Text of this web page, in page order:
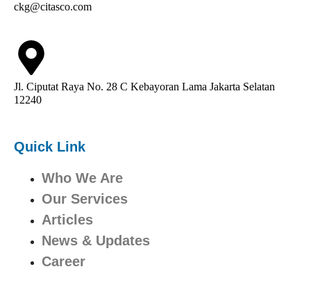
ckg@citasco.com
Jl. Ciputat Raya No. 28 C Kebayoran Lama Jakarta Selatan
12240
Quick Link
Who We Are
Our Services
Articles
News & Updates
Career